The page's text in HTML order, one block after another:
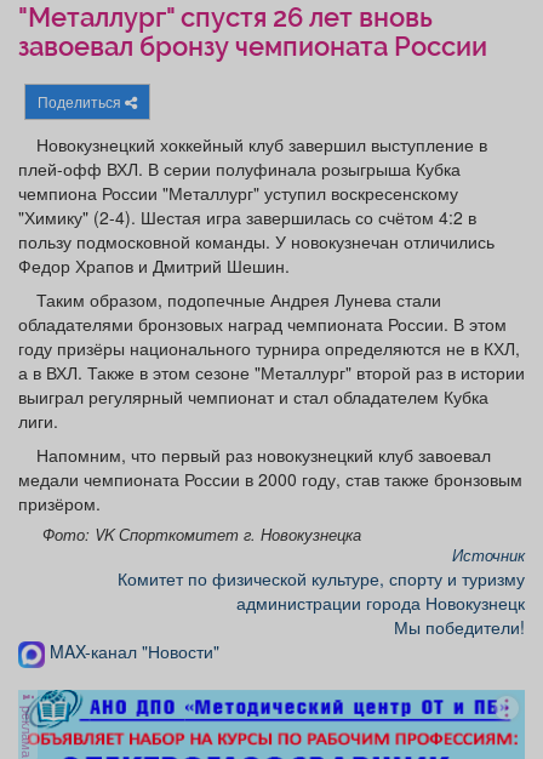
Афиша
Товары Поздравления Погода
Я - пенсионер
"Металлург" спустя 26 лет вновь
завоевал бронзу чемпионата России
Поделиться
Новокузнецкий хоккейный клуб завершил выступление в
плей-офф ВХЛ. В серии полуфинала розыгрыша Кубка
чемпиона России "Металлург" уступил воскресенскому
"Химику" (2-4). Шестая игра завершилась со счётом 4:2 в
пользу подмосковной команды. У новокузнечан отличились
Федор Храпов и Дмитрий Шешин.
Таким образом, подопечные Андрея Лунева стали
обладателями бронзовых наград чемпионата России. В этом
году призёры национального турнира определяются не в КХЛ,
а в ВХЛ. Также в этом сезоне "Металлург" второй раз в истории
выиграл регулярный чемпионат и стал обладателем Кубка
лиги.
Напомним, что первый раз новокузнецкий клуб завоевал
медали чемпионата России в 2000 году, став также бронзовым
призёром.
Фото: VK Спорткомитет г. Новокузнецка
Источник
Комитет по физической культуре, спорту и туризму
администрации города Новокузнецк
Мы победители!
MAX-канал "Новости"
реклама